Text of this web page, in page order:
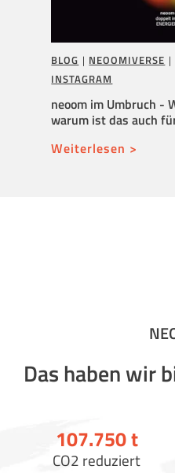
BLOG | NEOOMIVERSE |
INSTAGRAM
neoom im Umbruch -
warum ist das auch
Weiterlesen >
Das haben wir
107.750t
CO2 reduziert